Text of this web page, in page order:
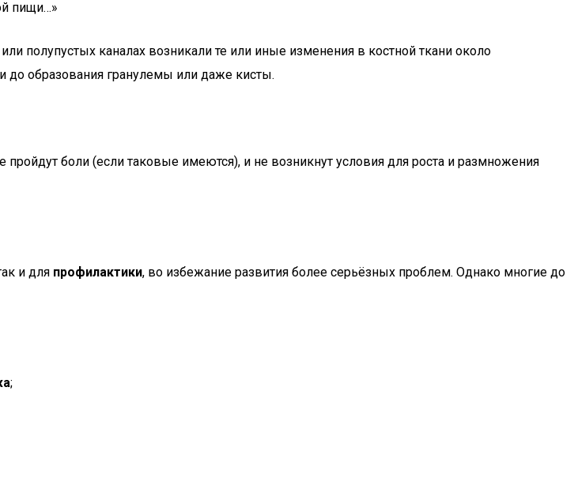
пищи…»
полупустых каналах возникали те или иные изменения в костной ткани около
до образования гранулемы или даже кисты.
боли (если таковые имеются), и не возникнут условия для роста и размножения
и для профилактики, во избежание развития более серьёзных проблем. Однако многие до
;